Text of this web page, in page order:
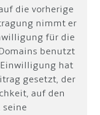
die vorherige
nimmt er
für die
benutzt
hat
gesetzt, der
auf den